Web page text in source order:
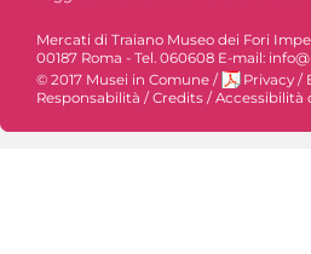
Mercati di Traiano Museo dei Fori
00187 Roma - Tel. 060608 E-mail:
© 2017 Musei in Comune / Privacy /
Responsabilità /Credits /Accessibilità